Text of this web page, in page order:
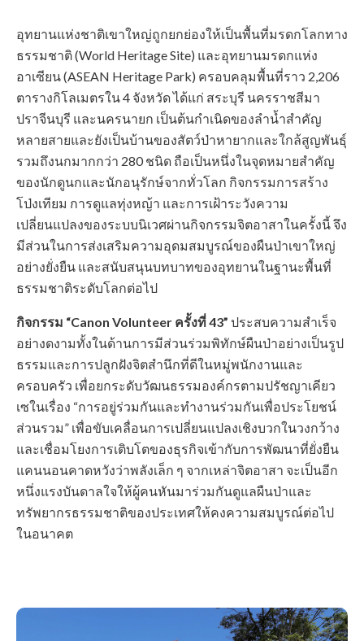
อุทยานแห่งชาติเขาใหญ่ถูกยกย่องให้เป็นพื้นที่มรดกโลกทาง
ธรรมชาติ (World Heritage Site) และอุทยานมรดกแห่ง
อาเซียน (ASEAN Heritage Park) ครอบคลุมพื้นที่ราว 2,206
ตารางกิโลเมตรใน 4 จังหวัด ได้แก่ สระบุรี นครราชสีมา
ปราจีนบุรี และนครนายก เป็นต้นกำเนิดของลำน้ำสำคัญ
หลายสายและยังเป็นบ้านของสัตว์ป่าหายากและใกล้สูญพันธุ์
รวมถึงนกมากกว่า 280 ชนิด ถือเป็นหนึ่งในจุดหมายสำคัญ
ของนักดูนกและนักอนุรักษ์จากทั่วโลก กิจกรรมการสร้าง
โป่งเทียม การดูแลทุ่งหญ้า และการเฝ้าระวังความ
เปลี่ยนแปลงของระบบนิเวศผ่านกิจกรรมจิตอาสาในครั้งนี้ จึง
มีส่วนในการส่งเสริมความอุดมสมบูรณ์ของผืนป่าเขาใหญ่
อย่างยั่งยืน และสนับสนุนบทบาทของอุทยานในฐานะพื้นที่
ธรรมชาติระดับโลกต่อไป
กิจกรรม “Canon Volunteer ครั้งที่ 43” ประสบความสำเร็จ
อย่างดงามทั้งในด้านการมีส่วนร่วมพิทักษ์ผืนป่าอย่างเป็นรูป
ธรรมและการปลูกฝังจิตสำนึกที่ดีในหมู่พนักงานและ
ครอบครัว เพื่อยกระดับวัฒนธรรมองค์กรตามปรัชญาเคียว
เซในเรื่อง “การอยู่ร่วมกันและทำงานร่วมกันเพื่อประโยชน์
ส่วนรวม” เพื่อขับเคลื่อนการเปลี่ยนแปลงเชิงบวกในวงกว้าง
และเชื่อมโยงการเติบโตของธุรกิจเข้ากับการพัฒนาที่ยั่งยืน
แคนนอนคาดหวังว่าพลังเล็ก ๆ จากเหล่าจิตอาสา จะเป็นอีก
หนึ่งแรงบันดาลใจให้ผู้คนหันมาร่วมกันดูแลผืนป่าและ
ทรัพยากรธรรมชาติของประเทศให้คงความสมบูรณ์ต่อไป
ในอนาคต